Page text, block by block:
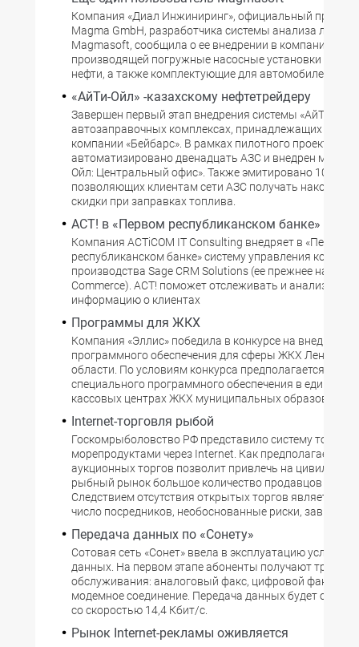
Компания «Диал Инжиниринг», официальный
Magma GmbH, разработчика системы анализа литья
Magmasoft, сообщила о ее внедрении в компании
производящей погружные насосные установки для
нефти, а также комплектующие для автомобилей.
«АйТи-Ойл» -казахскому нефтетрейдеру
Завершен первый этап внедрения системы «АйТи-
автозаправочных комплексах, принадлежащих
компании «Бейбарс». В рамках пилотного проекта
автоматизировано двенадцать АЗС и внедрен модуль
Ойл: Центральный офис». Также эмитировано 1000
позволяющих клиентам сети АЗС получать
скидки при заправках топлива.
ACT! в «Первом республиканском банке»
Компания ACTiCOM IT Consulting внедряет в «Первом
республиканском банке» систему управления
производства Sage CRM Solutions (ее прежнее
Commerce). ACT! поможет отслеживать и
информацию о клиентах
Программы для ЖКХ
Компания «Эллис» победила в конкурсе на внедрение
программного обеспечения для сферы ЖКХ
области. По условиям конкурса предполагается
специального программного обеспечения в единых
кассовых центрах ЖКХ муниципальных образований
Internet-торговля рыбой
Госкомрыболовство РФ представило систему
морепродуктами через Internet. Как предполагается,
аукционных торгов позволит привлечь на
рыбный рынок большое количество продавцов и
Следствием отсутствия открытых торгов является
число посредников, необоснованные риски,
Передача данных по «Сонету»
Сотовая сеть «Сонет» ввела в эксплуатацию услугу
данных. На первом этапе абоненты получают три
обслуживания: аналоговый факс, цифровой факс, а
модемное соединение. Передача данных будет
со скоростью 14,4 Кбит/с.
Рынок Internet-рекламы оживляется